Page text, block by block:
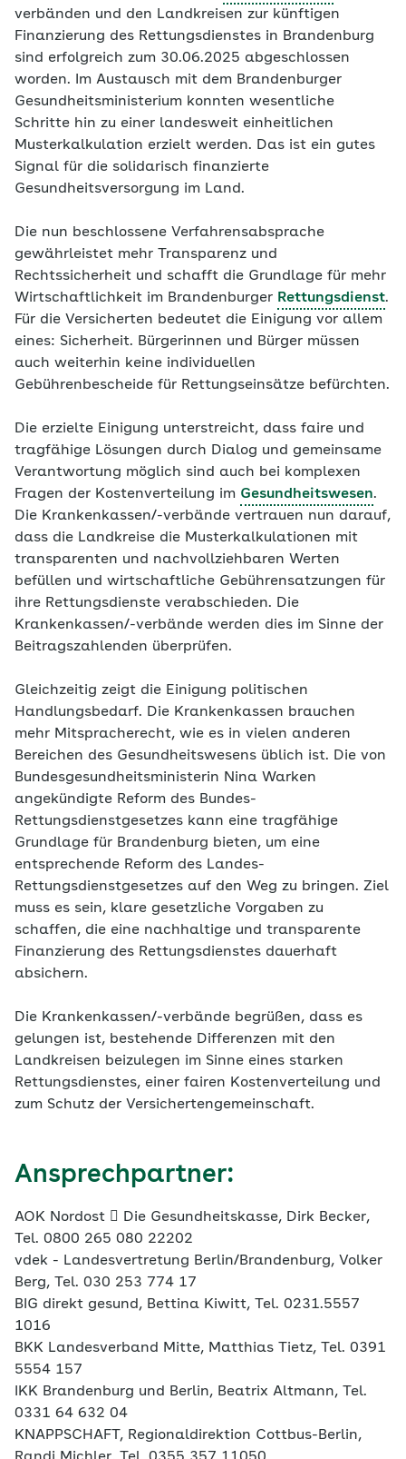
verbänden und den Landkreisen zur künftigen
Finanzierung des Rettungsdienstes in Brandenburg
sind erfolgreich zum 30.06.2025 abgeschlossen
worden. Im Austausch mit dem Brandenburger
Gesundheitsministerium konnten wesentliche
Schritte hin zu einer landesweit einheitlichen
Musterkalkulation erzielt werden. Das ist ein gutes
Signal für die solidarisch finanzierte
Gesundheitsversorgung im Land.
Die nun beschlossene Verfahrensabsprache
gewährleistet mehr Transparenz und
Rechtssicherheit und schafft die Grundlage für mehr
Wirtschaftlichkeit im Brandenburger Rettungsdienst.
Für die Versicherten bedeutet die Einigung vor allem
eines: Sicherheit. Bürgerinnen und Bürger müssen
auch weiterhin keine individuellen
Gebührenbescheide für Rettungseinsätze befürchten.
Die erzielte Einigung unterstreicht, dass faire und
tragfähige Lösungen durch Dialog und gemeinsame
Verantwortung möglich sind auch bei komplexen
Fragen der Kostenverteilung im Gesundheitswesen.
Die Krankenkassen/-verbände vertrauen nun darauf,
dass die Landkreise die Musterkalkulationen mit
transparenten und nachvollziehbaren Werten
befüllen und wirtschaftliche Gebührensatzungen für
ihre Rettungsdienste verabschieden. Die
Krankenkassen/-verbände werden dies im Sinne der
Beitragszahlenden überprüfen.
Gleichzeitig zeigt die Einigung politischen
Handlungsbedarf. Die Krankenkassen brauchen
mehr Mitspracherecht, wie es in vielen anderen
Bereichen des Gesundheitswesens üblich ist. Die von
Bundesgesundheitsministerin Nina Warken
angekündigte Reform des Bundes-
Rettungsdienstgesetzes kann eine tragfähige
Grundlage für Brandenburg bieten, um eine
entsprechende Reform des Landes-
Rettungsdienstgesetzes auf den Weg zu bringen. Ziel
muss es sein, klare gesetzliche Vorgaben zu
schaffen, die eine nachhaltige und transparente
Finanzierung des Rettungsdienstes dauerhaft
absichern.
Die Krankenkassen/-verbände begrüßen, dass es
gelungen ist, bestehende Differenzen mit den
Landkreisen beizulegen im Sinne eines starken
Rettungsdienstes, einer fairen Kostenverteilung und
zum Schutz der Versichertengemeinschaft.
Ansprechpartner:
AOK Nordost 􀂱 Die Gesundheitskasse, Dirk Becker,
Tel. 0800 265 080 22202
vdek - Landesvertretung Berlin/Brandenburg, Volker
Berg, Tel. 030 253 774 17
BIG direkt gesund, Bettina Kiwitt, Tel. 0231.5557
1016
BKK Landesverband Mitte, Matthias Tietz, Tel. 0391
5554 157
IKK Brandenburg und Berlin, Beatrix Altmann, Tel.
0331 64 632 04
KNAPPSCHAFT, Regionaldirektion Cottbus-Berlin,